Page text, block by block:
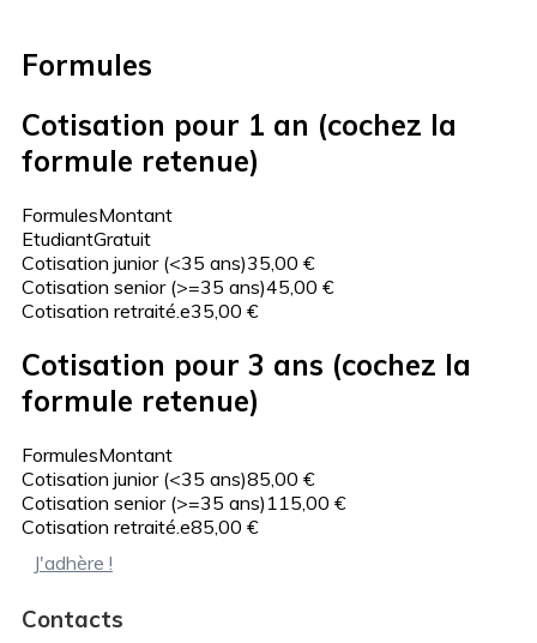
Formules
Cotisation pour 1 an (cochez la
formule retenue)
FormulesMontant
EtudiantGratuit
Cotisation junior (<35 ans)35,00 €
Cotisation senior (>=35 ans)45,00 €
Cotisation retraité.e35,00 €
Cotisation pour 3 ans (cochez la
formule retenue)
FormulesMontant
Cotisation junior (<35 ans)85,00 €
Cotisation senior (>=35 ans) 115,00 €
Cotisation retraité.e85,00 €
J'adhère !
Contacts